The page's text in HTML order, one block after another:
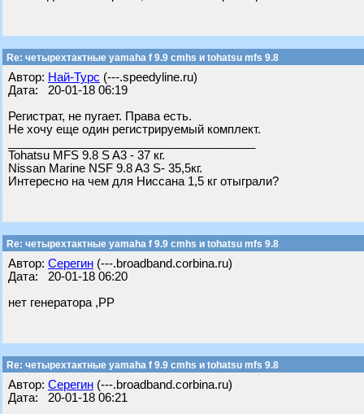
Re: четырехтактные yamaha f 9.9 cmhs и tohatsu mfs 9.8
Автор: Най-Турс (---.speedyline.ru)
Дата: 20-01-18 06:19
Регистрат, не пугает. Права есть.
Не хочу еще один регистрируемый комплект.
Tohatsu MFS 9.8 S A3 - 37 кг.
Nissan Marine NSF 9.8 A3 S- 35,5кг.
Интересно на чем для Ниссана 1,5 кг отыграли?
Re: четырехтактные yamaha f 9.9 cmhs и tohatsu mfs 9.8
Автор: Серегин (---.broadband.corbina.ru)
Дата: 20-01-18 06:20
нет генератора ,РР
Re: четырехтактные yamaha f 9.9 cmhs и tohatsu mfs 9.8
Автор: Серегин (---.broadband.corbina.ru)
Дата: 20-01-18 06:21